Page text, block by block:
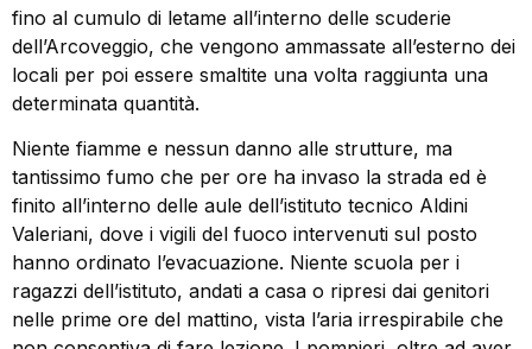
fino al cumulo di letame all’interno delle scuderie
dell’Arcoveggio, che vengono ammassate all’esterno dei
locali per poi essere smaltite una volta raggiunta una
determinata quantità.
Niente fiamme e nessun danno alle strutture, ma
tantissimo fumo che per ore ha invaso la strada ed è
finito all’interno delle aule dell’istituto tecnico Aldini
Valeriani, dove i vigili del fuoco intervenuti sul posto
hanno ordinato l’evacuazione. Niente scuola per i
ragazzi dell’istituto, andati a casa o ripresi dai genitori
nelle prime ore del mattino, vista l’aria irrespirabile che